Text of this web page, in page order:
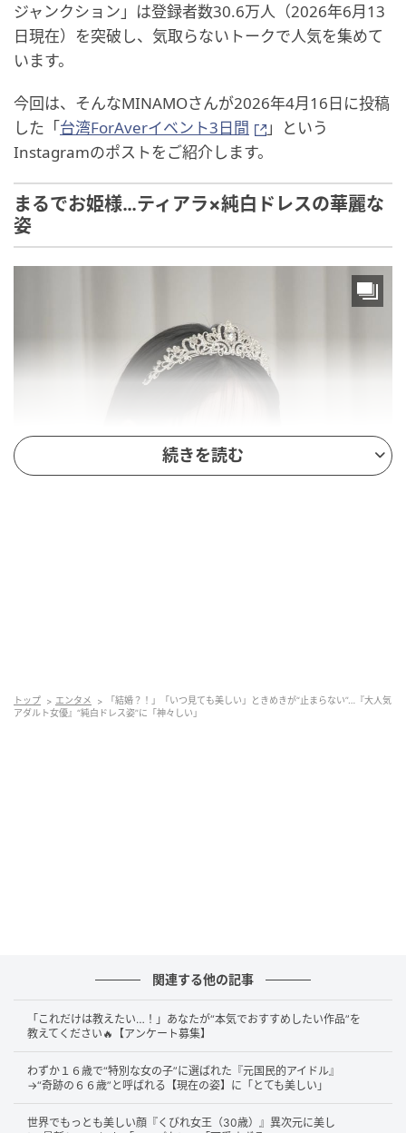
ジャンクション」は登録者数30.6万人（2026年6月13
日現在）を突破し、気取らないトークで人気を集めて
います。
今回は、そんなMINAMOさんが2026年4月16日に投稿
した「台湾ForAverイベント3日間
」という
Instagramのポストをご紹介します。
まるでお姫様…ティアラ×純白ドレスの華麗な
姿
美しいですね。透き通るような肌と、凛とした眼差し
に、思わず見惚れてしまいます。
この日の装いは、4月10日から12日にかけて台湾で開
催された撮影会イベントでのもの。キャプションには
中国語で「謝謝台灣的大家、因為有你們的熱情、帶給
続きを読む
トップ エンタメ
「結婚？！」「いつ見ても美しい」ときめきが“止まらない”…『大人気
アダルト女優』“純白ドレス姿”に「神々しい」
関連する他の記事
「これだけは教えたい…！」あなたが“本気でおすすめしたい作品”を
教えてください🔥【アンケート募集】
わずか１６歳で“特別な女の子”に選ばれた『元国民的アイドル』
→“奇跡の６６歳”と呼ばれる【現在の姿】に「とても美しい」
世界でもっとも美しい顔『くびれ女王（30歳）』異次元に美し